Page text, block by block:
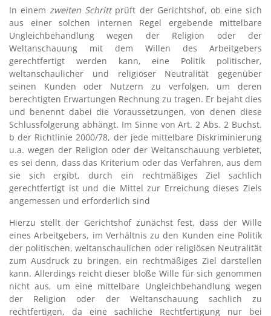
In einemzweiten Schrittprüft der Gerichtshof, ob eine sich
aus einer solchen internen Regel ergebende mittelbare
Ungleichbehandlung wegen der Religion oder der
Weltanschauung mit dem Willen des Arbeitgebers
gerechtfertigt werden kann, eine Politik politischer,
weltanschaulicher und religiöser Neutralität gegenüber
seinen Kunden oder Nutzern zu verfolgen, um deren
berechtigten Erwartungen Rechnung zu tragen. Er bejaht dies
und benennt dabei die Voraussetzungen, von denen diese
Schlussfolgerung abhängt. Im Sinne von Art. 2 Abs. 2 Buchst.
b der Richtlinie 2000/78, der jede mittelbare Diskriminierung
u.a. wegen der Religion oder der Weltanschauung verbietet,
es sei denn, dass das Kriterium oder das Verfahren, aus dem
sie sich ergibt, durch ein rechtmäßiges Ziel sachlich
gerechtfertigt ist und die Mittel zur Erreichung dieses Ziels
angemessen und erforderlich sind
Hierzu stellt der Gerichtshof zunächst fest, dass der Wille
eines Arbeitgebers, im Verhältnis zu den Kunden eine Politik
der politischen, weltanschaulichen oder religiösen Neutralität
zum Ausdruck zu bringen, ein rechtmäßiges Ziel darstellen
kann. Allerdings reicht dieser bloße Wille für sich genommen
nicht aus, um eine mittelbare Ungleichbehandlung wegen
der Religion oder der Weltanschauung sachlich zu
rechtfertigen, da eine sachliche Rechtfertigung nur bei